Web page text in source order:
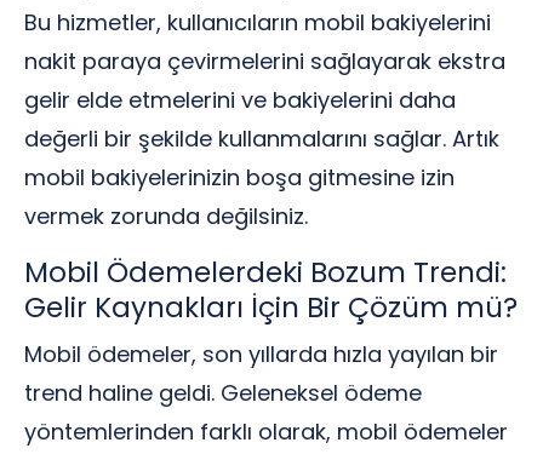
Bu hizmetler, kullanıcıların mobil bakiyelerini
nakit paraya çevirmelerini sağlayarak ekstra
gelir elde etmelerini ve bakiyelerini daha
değerli bir şekilde kullanmalarını sağlar. Artık
mobil bakiyelerinizin boşa gitmesine izin
vermek zorunda değilsiniz.
Mobil Ödemelerdeki Bozum Trendi:
Gelir Kaynakları İçin Bir Çözüm mü?
Mobil ödemeler, son yıllarda hızla yayılan bir
trend haline geldi. Geleneksel ödeme
yöntemlerinden farklı olarak, mobil ödemeler